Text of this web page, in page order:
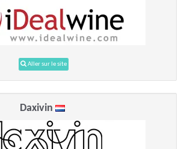
Aller sur le site
Daxivin